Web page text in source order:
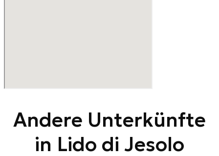
Andere Unterkünfte
in Lido di Jesolo